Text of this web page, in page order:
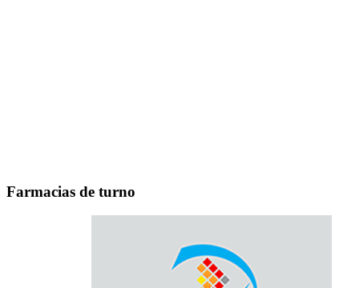
Farmacias de turno